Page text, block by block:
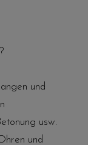
und
usw.
und